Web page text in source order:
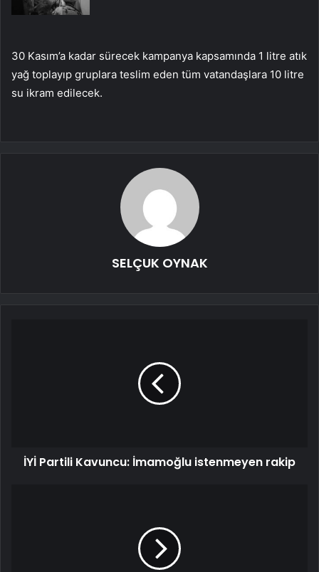
30 Kasım’a kadar sürecek kampanya kapsamında 1 litre atık
yağ toplayıp gruplara teslim eden tüm vatandaşlara 10 litre
su ikram edilecek.
SELÇUK OYNAK
İYİ Partili Kavuncu: İmamoğlu istenmeyen rakip